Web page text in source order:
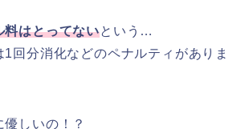
料はとってないという…
1回分消化などのペナルティがありま
しいの！？